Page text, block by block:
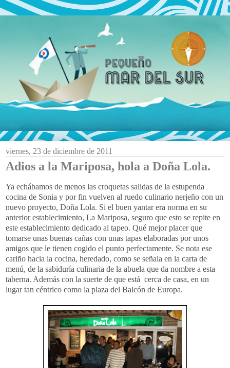
viernes, 23 de diciembre de 2011
Adios a la Mariposa, hola a Doña Lola.
Ya echábamos de menos las croquetas salidas de la estupenda
cocina de Sonia y por fin vuelven al ruedo culinario nerjeño con un
nuevo proyecto, Doña Lola. Si el buen yantar era norma en su
anterior establecimiento, La Mariposa, seguro que esto se repite en
este establecimiento dedicado al tapeo. Qué mejor placer que
tomarse unas buenas cañas con unas tapas elaboradas por unos
amigos que le tienen cogido el punto perfectamente. Se nota ese
cariño hacia la cocina, heredado, como se señala en la carta de
menú, de la sabiduría culinaria de la abuela que da nombre a esta
taberna. Además con la suerte de que está cerca de casa, en un
lugar tan céntrico como la plaza del Balcón de Europa.